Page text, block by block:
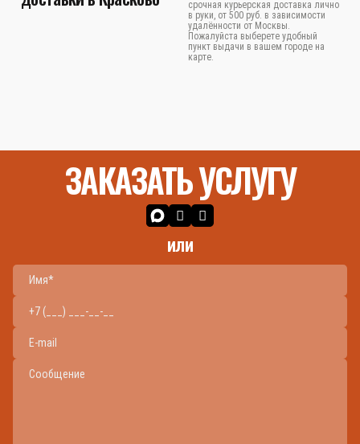
срочная курьерская доставка лично
в руки, от 500 руб. в зависимости
удалённости от Москвы.
Пожалуйста выберете удобный
пункт выдачи в вашем городе на
карте.
ЗАКАЗАТЬ УСЛУГУ
или